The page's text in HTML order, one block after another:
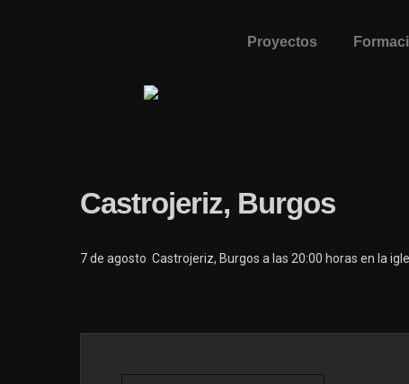
Proyectos
Castrojeriz, Burgos
7 de agosto Castrojeriz, Burgos a las 20:00 horas en la